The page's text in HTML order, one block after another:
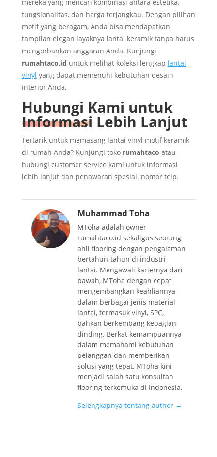
mereka yang mencari kombinasi antara estetika,
fungsionalitas, dan harga terjangkau. Dengan pilihan
motif yang beragam, Anda bisa mendapatkan
tampilan elegan layaknya lantai keramik tanpa harus
mengorbankan anggaran Anda. Kunjungi
rumahtaco.id untuk melihat koleksi lengkap lantai
vinyl yang dapat memenuhi kebutuhan desain
interior Anda.
Hubungi Kami untuk
Informasi Lebih Lanjut
Tertarik untuk memasang lantai vinyl motif keramik
di rumah Anda? Kunjungi toko rumahtaco atau
hubungi customer service kami untuk informasi
lebih lanjut dan penawaran spesial. nomor telp.
Muhammad Toha
MToha adalah owner
rumahtaco.id sekaligus seorang
ahli flooring dengan pengalaman
bertahun-tahun di industri
lantai. Mengawali kariernya dari
bawah, MToha dengan cepat
mengembangkan keahliannya
dalam berbagai jenis material
lantai, termasuk vinyl, SPC,
bahkan berkembang kebagian
dinding. Berkat kemampuannya
dalam memahami kebutuhan
pelanggan dan memberikan
solusi yang tepat, MToha kini
menjadi salah satu konsultan
flooring terkemuka di Indonesia.
Selengkapnya tentang author →